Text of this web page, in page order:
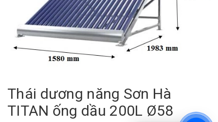
Thái dương năng Sơn Hà
TITAN ống dầu 200L Ø58